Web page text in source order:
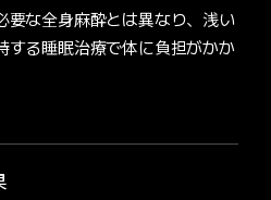
要な全身麻酔とは異なり、浅い
する睡眠治療で体に負担がかか